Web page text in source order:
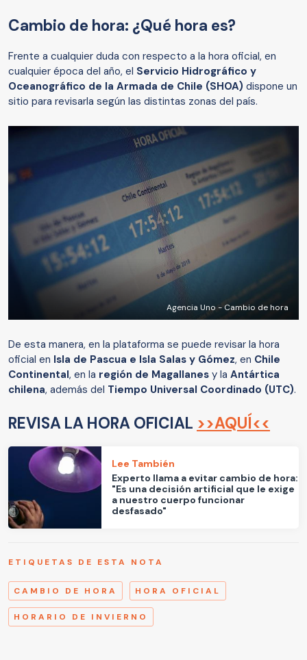
Cambio de hora: ¿Qué hora es?
Frente a cualquier duda con respecto a la hora oficial, en
cualquier época del año, el Servicio Hidrográfico y
Oceanográfico de la Armada de Chile (SHOA) dispone un
sitio para revisarla según las distintas zonas del país.
Agencia Uno - Cambio de hora
De esta manera, en la plataforma se puede revisar la hora
oficial en Isla de Pascua e Isla Salas y Gómez, en Chile
Continental, en la región de Magallanes y la Antártica
chilena, además del Tiempo Universal Coordinado (UTC).
REVISA LA HORA OFICIAL >>AQUÍ<<
Lee También
Experto llama a evitar cambio de hora:
"Es una decisión artificial que le exige
a nuestro cuerpo funcionar
desfasado"
ETIQUETAS DE ESTA NOTA
CAMBIO DE HORA HORA OFICIAL
HORARIO DE INVIERNO